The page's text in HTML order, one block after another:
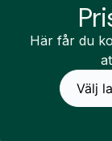
Här får du